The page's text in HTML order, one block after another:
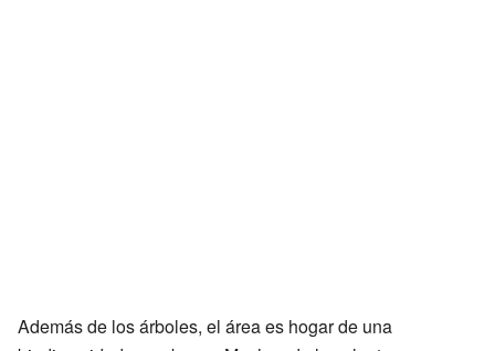
Además de los árboles, el área es hogar de una